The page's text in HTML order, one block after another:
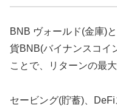
BNB ヴォールド(金庫)
貨BNB(バイナンスコイ
ことで、リターンの最
セービング(貯蓄)、